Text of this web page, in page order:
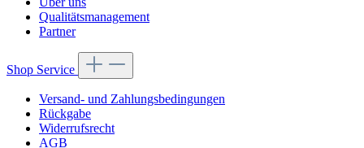
Qualitätsmanagement
Partner
Shop Service
Versand- und Zahlungsbedingungen
Rückgabe
Widerrufsrecht
AGB